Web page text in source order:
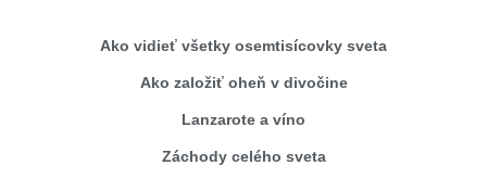
Ako vidieť všetky osemtisícovky sveta
Ako založiť oheň v divočine
Lanzarote a víno
Záchody celého sveta